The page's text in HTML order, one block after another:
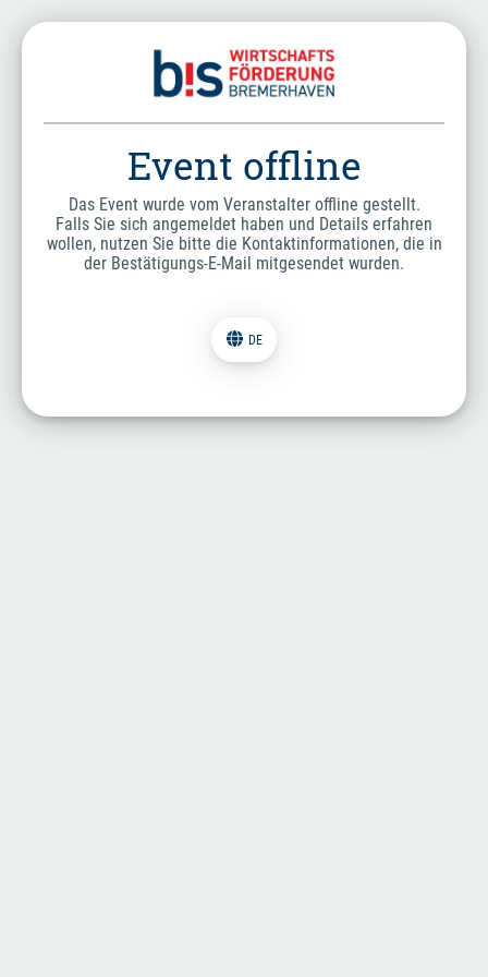
Event offline
Das Event wurde vom Veranstalter offline gestellt.
Falls Sie sich angemeldet haben und Details erfahren
wollen, nutzen Sie bitte die Kontaktinformationen, die in
der Bestätigungs-E-Mail mitgesendet wurden.
DE